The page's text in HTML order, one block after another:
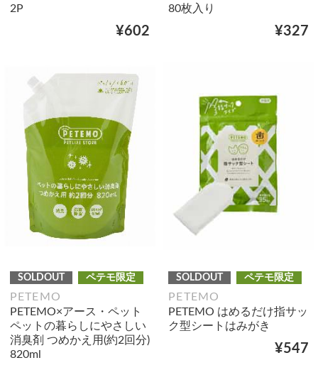
2P
¥602
80枚入り
¥327
SOLDOUT ペテモ限定
PETEMO
PETEMO×アース・ペット
ペットの暮らしにやさしい
消臭剤 つめかえ用(約2回分)
820ml
SOLDOUT ペテモ限定
PETEMO
PETEMO はめるだけ指サッ
ク型シートはみがき
¥547